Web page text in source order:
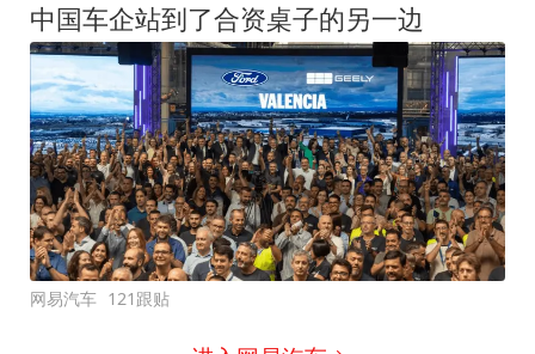
中国车企站到了合资桌子的另一边
网易汽车 121跟贴